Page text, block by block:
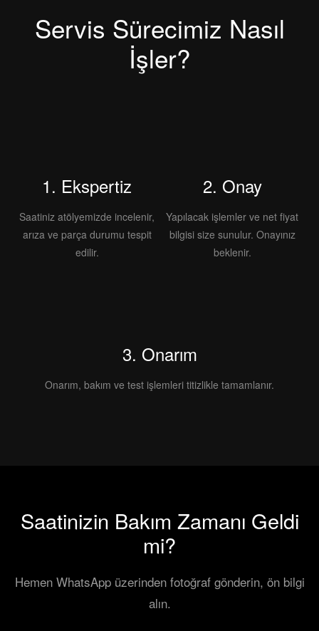
Servis Sürecimiz Nasıl
İşler?
1. Ekspertiz
Saatiniz atölyemizde incelenir,
arıza ve parça durumu tespit
edilir.
2. Onay
Yapılacak işlemler ve net fiyat
bilgisi size sunulur. Onayınız
beklenir.
3. Onarım
Onarım, bakım ve test işlemleri titizlikle tamamlanır.
Saatinizin Bakım Zamanı Geldi
mi?
Hemen WhatsApp üzerinden fotoğraf gönderin, ön bilgi
alın.